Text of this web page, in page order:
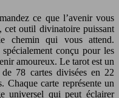
cet outil divinatoire puissant
chemin qui vous attend.
conçu pour les
amoureux. Le tarot est un
78 cartes divisées en 22
Chaque carte représente un
universel qui peut éclairer